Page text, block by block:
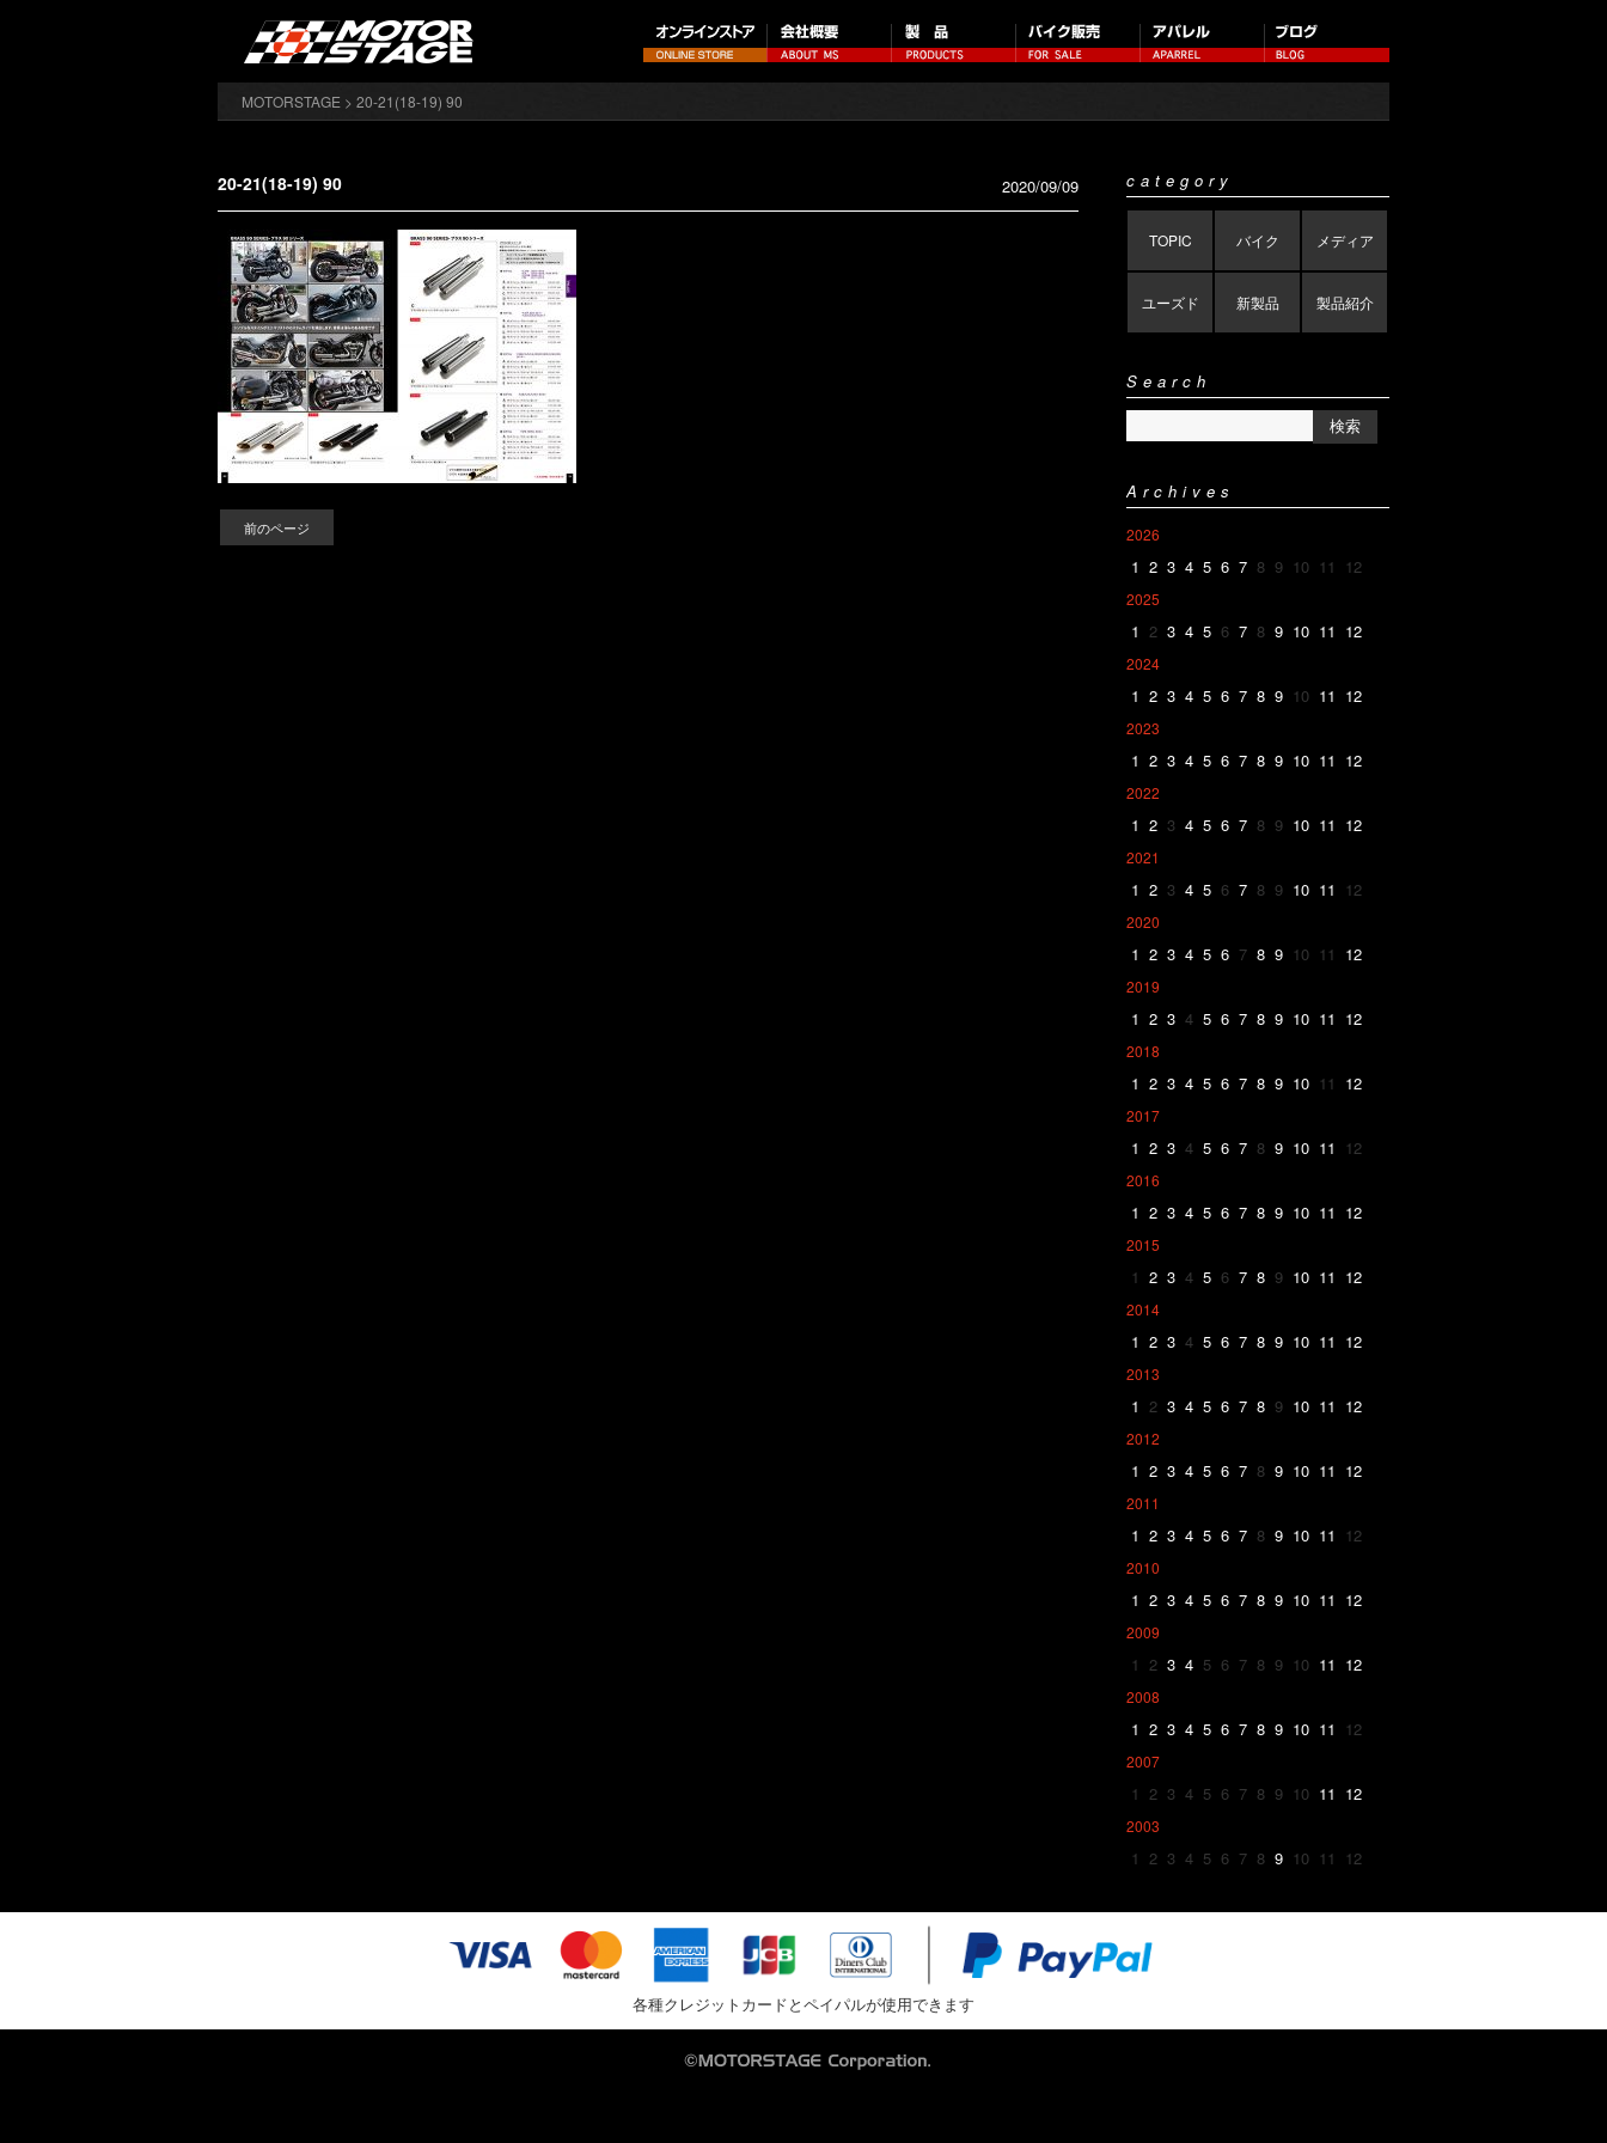
MOTORSTAGE > 20-21(18-19) 90
20-21(18-19) 90 2020/09/09
前のページ
category
TOPIC バイク メディア
ユーズド 新製品 製品紹介
Search
Archives
2026
1 2 3 4 5 6 7 8 9 10 11 12
2025
1 2 3 4 5 6 7 8 9 10 11 12
2024
1 2 3 4 5 6 7 8 9 10 11 12
2023
1 2 3 4 5 6 7 8 9 10 11 12
2022
1 2 3 4 5 6 7 8 9 10 11 12
2021
1 2 3 4 5 6 7 8 9 10 11 12
2020
1 2 3 4 5 6 7 8 9 10 11 12
2019
1 2 3 4 5 6 7 8 9 10 11 12
2018
1 2 3 4 5 6 7 8 9 10 11 12
2017
1 2 3 4 5 6 7 8 9 10 11 12
2016
1 2 3 4 5 6 7 8 9 10 11 12
2015
1 2 3 4 5 6 7 8 9 10 11 12
2014
1 2 3 4 5 6 7 8 9 10 11 12
2013
1 2 3 4 5 6 7 8 9 10 11 12
2012
1 2 3 4 5 6 7 8 9 10 11 12
2011
1 2 3 4 5 6 7 8 9 10 11 12
2010
1 2 3 4 5 6 7 8 9 10 11 12
2009
1 2 3 4 5 6 7 8 9 10 11 12
2008
1 2 3 4 5 6 7 8 9 10 11 12
2007
1 2 3 4 5 6 7 8 9 10 11 12
2003
1 2 3 4 5 6 7 8 9 10 11 12
各種クレジットカードとペイパルが使用できます